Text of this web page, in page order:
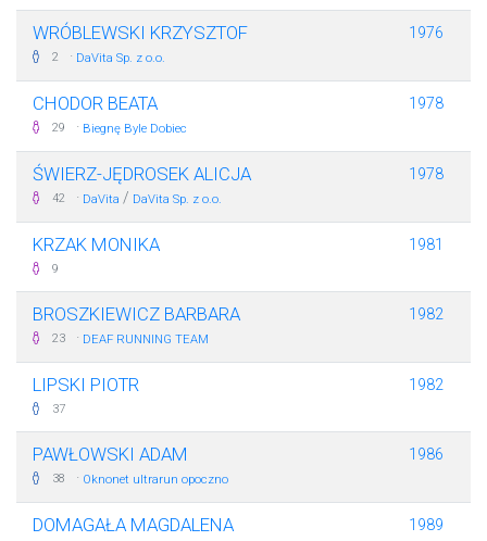
WRÓBLEWSKI KRZYSZTOF
2 · DaVita Sp. z o.o.
1976
CHODOR BEATA
29 · Biegnę Byle Dobiec
1978
ŚWIERZ-JĘDROSEK ALICJA
42 · DaVita / DaVita Sp. z o.o.
1978
KRZAK MONIKA
9
1981
BROSZKIEWICZ BARBARA
23 · DEAF RUNNING TEAM
1982
LIPSKI PIOTR
37
1982
PAWŁOWSKI ADAM
38 · Oknonet ultrarun opoczno
1986
DOMAGAŁA MAGDALENA 1989